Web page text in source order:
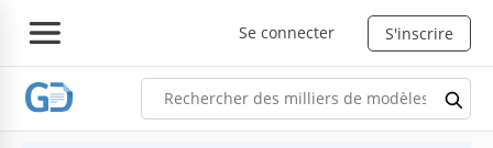
Se connecter S'inscrire